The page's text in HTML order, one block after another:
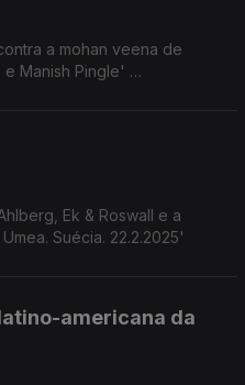
a mohan veena de
e Manish Pingle'
Ek & Roswall e a
Suécia. 22.2.2025'
americana da